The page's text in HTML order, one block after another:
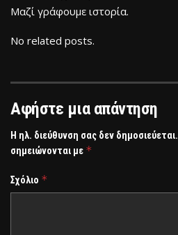
Μαζί γράφουμε ιστορία.
No related posts.
Αφήστε μια απάντηση
Η ηλ. διεύθυνση σας δεν δημοσιεύεται.
σημειώνονται με *
Σχόλιο *